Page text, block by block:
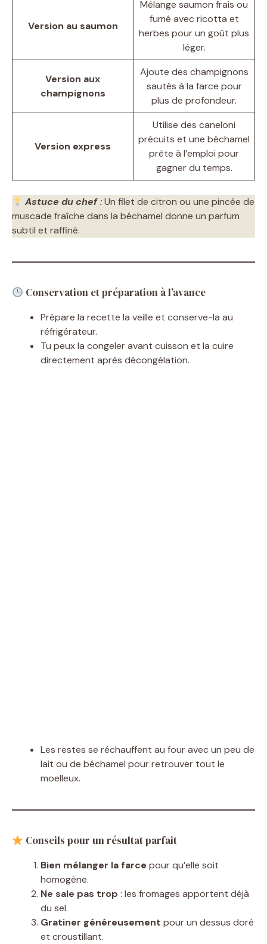
Version au saumon
Mélange saumon frais ou
fumé avec ricotta et
herbes pour un goût plus
léger.
Version aux
champignons
Ajoute des champignons
sautés à la farce pour
plus de profondeur.
Version express
Utilise des caneloni
précuits et une béchamel
prête à l’emploi pour
gagner du temps.
Astuce du chef:Un filet de citron ou une pincée de
muscade fraîche dans la béchamel donne un parfum
subtil et raffiné.
Conservation et préparation à l’avance
Prépare la recette la veille et conserve-la au
réfrigérateur.
Tu peux la congeler avant cuisson et la cuire
directement après décongélation.
Les restes se réchauffent au four avec un peu de
lait ou de béchamel pour retrouver tout le
moelleux.
Conseils pour un résultat parfait
Bien mélanger la farce pour qu’elle soit
homogène.
Ne sale pas trop : les fromages apportent déjà
du sel.
Gratiner généreusement pour un dessus doré
et croustillant.